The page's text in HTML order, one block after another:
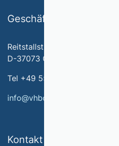
Geschäftsstelle
Reitstallstr. 7
D-37073 Göttingen
Tel +49 551 79778-566
info@vhbonline.org
Kontakt